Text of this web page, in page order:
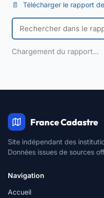
📄 Télécharger le rapport
Chargement du rapport...
France Cadastre
Site indépendant des
Données issues de sources
Navigation
Accueil